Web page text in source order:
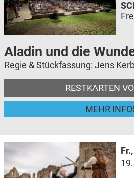
Aladin und die
Regie & Stückfassung: Jens
RESTKARTEN
MEHR